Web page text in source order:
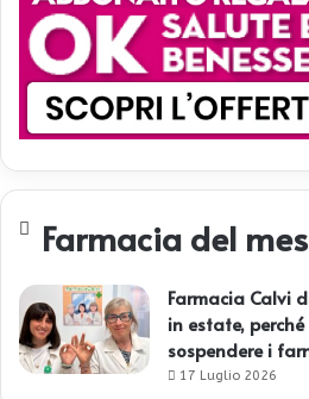
Farmacia del
Farmacia Calvi
in estate,
sospendere i
17 Luglio 2026